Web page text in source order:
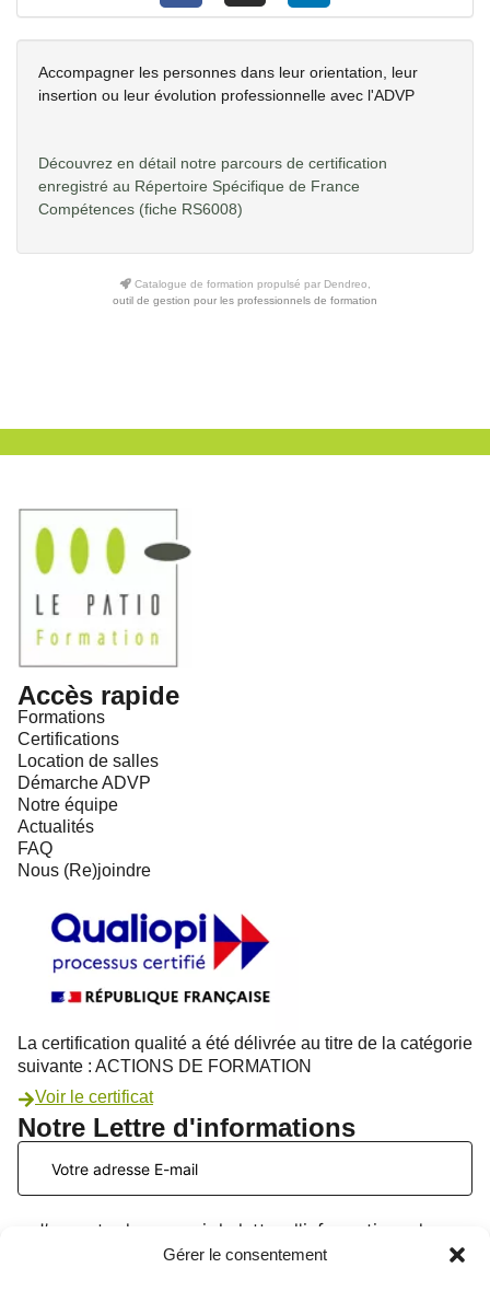
Gérer le consentement
Accompagner les personnes dans leur orientation, leur
insertion ou leur évolution professionnelle avec l'ADVP
Découvrez en détail notre parcours de certification
enregistré au Répertoire Spécifique de France
Compétences (fiche RS6008)
Catalogue de formation propulsé par Dendreo,
outil de gestion pour les professionnels de formation
Accès rapide
Formations
Certifications
Location de salles
Démarche ADVP
Notre équipe
Actualités
FAQ
Nous (Re)joindre
Notre Lettre d'informations
J’accepte de recevoir la lettre d'informations du
PATIO Formation. Je peux me désinscrire à tout
La certification qualité a été délivrée au titre de la catégorie
suivante : ACTIONS DE FORMATION
Voir le certificat